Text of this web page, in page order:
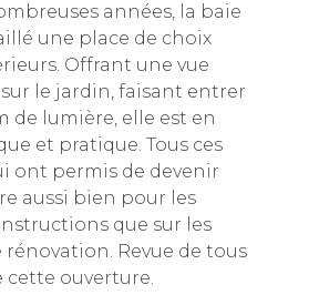
années, la baie
une place de choix
Offrant une vue
le jardin, faisant entrer
de lumière, elle est en
et pratique. Tous ces
ont permis de devenir
aussi bien pour les
que sur les
Revue de tous
cette ouverture.